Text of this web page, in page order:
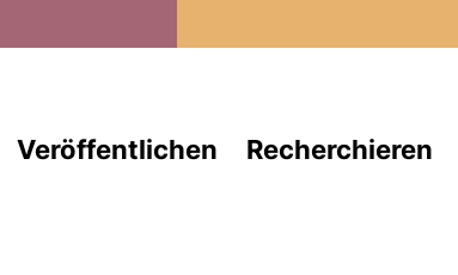
Veröffentlichen Recherchieren